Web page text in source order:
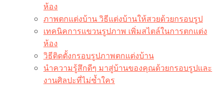
ห้อง
ภาพตกแต่งบ้าน วิธีแต่งบ้านให้สวยด้วยกรอบรูป
เทคนิคการแขวนรูปภาพ เพิ่มสไตล์ในการตกแต่ง
ห้อง
วิธีติดตั้งกรอบรูปภาพตกแต่งบ้าน
นำความรู้สึกดีๆ มาสู่บ้านของคุณด้วยกรอบรูปและ
งานศิลปะที่ไม่ซ้ำใคร